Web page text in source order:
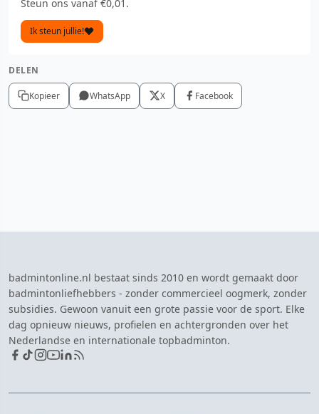
Steun ons vanaf €0,01.
Ik steun jullie!
DELEN
Kopieer WhatsApp X Facebook
badmintonline.nl bestaat sinds 2010 en wordt gemaakt door
badmintonliefhebbers - zonder commercieel oogmerk, zonder
subsidies. Gewoon vanuit een grote passie voor de sport. Elke
dag opnieuw nieuws, profielen en achtergronden over het
Nederlandse en internationale topbadminton.